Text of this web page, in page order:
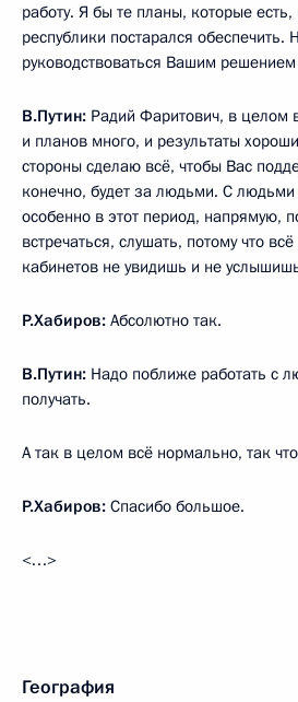
работу. Я бы те планы, которые есть,
республики постарался обеспечить.
руководствоваться Вашим
В.Путин: Радий Фаритович, в целом
и планов много, и результаты
стороны сделаю всё, чтобы Вас
конечно, будет за людьми. С людьми
особенно в этот период, напрямую,
встречаться, слушать, потому что
кабинетов не увидишь и не
Р.Хабиров: Абсолютно так.
В.Путин: Надо поближе работать с
получать.
А так в целом всё нормально, так
Р.Хабиров: Спасибо большое.
<…>
География